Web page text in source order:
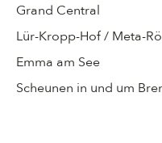
Grand Central
Lür-Kropp-Hof / Meta-
Emma am See
Scheunen in und um